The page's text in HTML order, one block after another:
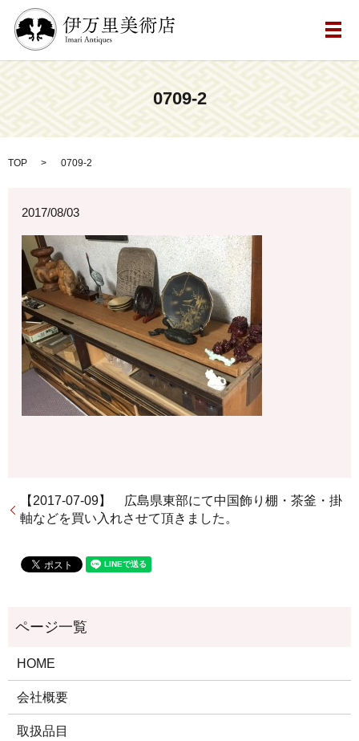
メ
0709-2
TOP 0709-2
2017/08/03
【2017-07-09】 広島県東部にて中国飾り棚・茶釜・掛
軸などを買い入れさせて頂きました。
HOME
会社概要
取扱品目